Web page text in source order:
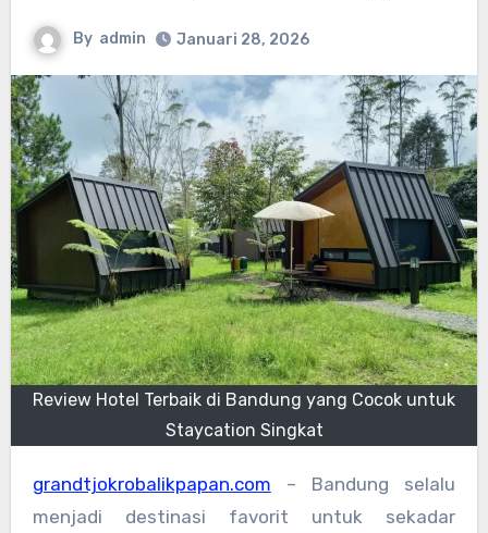
By admin Januari 28, 2026
Review Hotel Terbaik di Bandung yang Cocok untuk
Staycation Singkat
grandtjokrobalikpapan.com – Bandung selalu
menjadi destinasi favorit untuk sekadar